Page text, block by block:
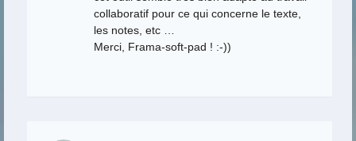
collaboratif pour ce qui concerne le texte,
les notes, etc …
Merci, Frama-soft-pad ! :-))